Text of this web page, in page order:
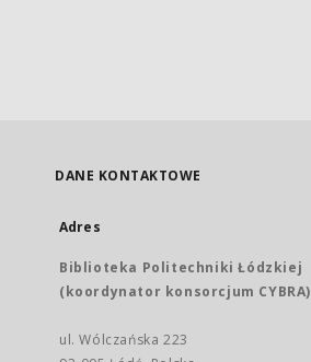
DANE KONTAKTOWE
Adres
Biblioteka Politechniki Łódzkiej
(koordynator konsorcjum CYBRA)
ul. Wólczańska 223